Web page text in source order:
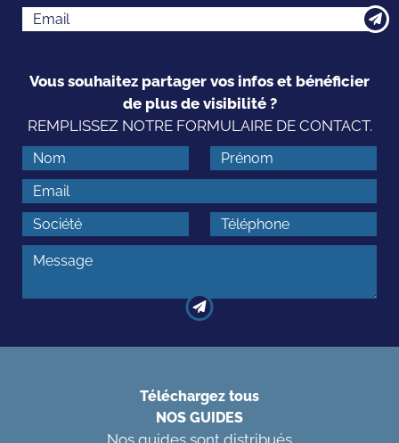
Vous souhaitez partager vos infos et bénéficier
de plus de visibilité ?
REMPLISSEZ NOTRE FORMULAIRE DE CONTACT.
Téléchargez tous
NOS GUIDES
Nos guides sont distribués